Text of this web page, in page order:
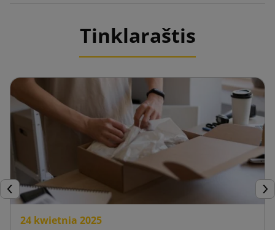
Tinklaraštis
Ankstesnis
24 kwietnia 2025